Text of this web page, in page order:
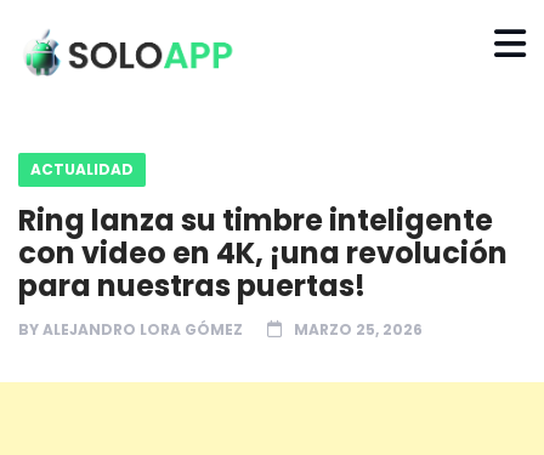
ACTUALIDAD
Ring lanza su timbre inteligente
con video en 4K, ¡una revolución
para nuestras puertas!
BYALEJANDRO LORA GÓMEZ MARZO 25, 2026